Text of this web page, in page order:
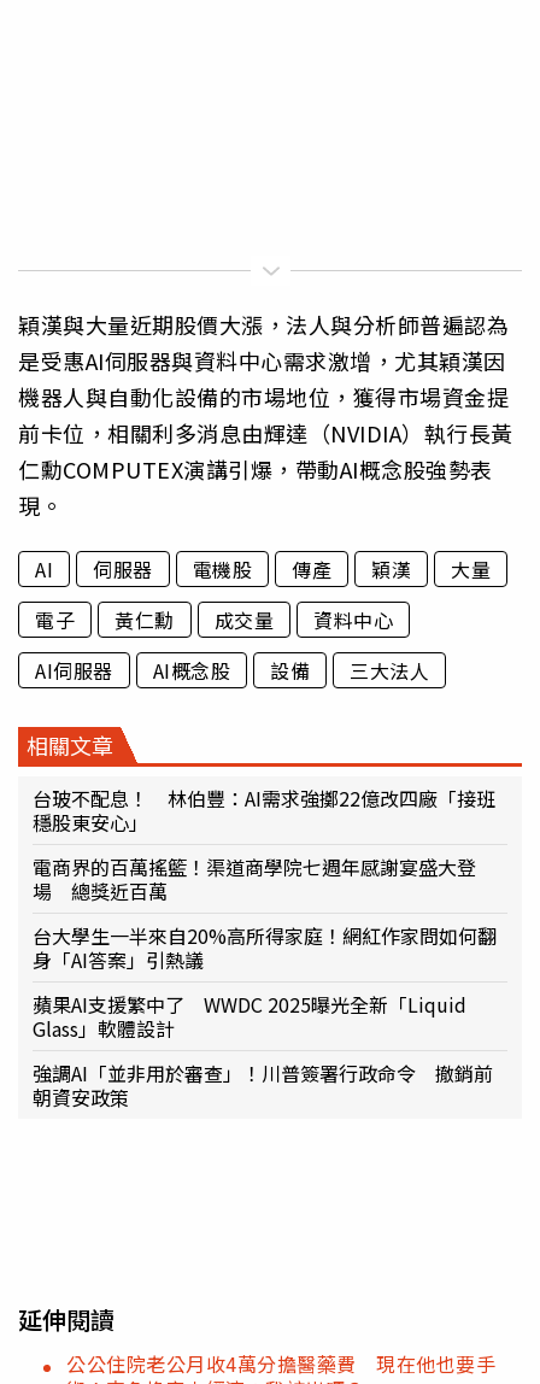
穎漢與大量近期股價大漲，法人與分析師普遍認為
是受惠AI伺服器與資料中心需求激增，尤其穎漢因
機器人與自動化設備的市場地位，獲得市場資金提
前卡位，相關利多消息由輝達（NVIDIA）執行長黃
仁勳COMPUTEX演講引爆，帶動AI概念股強勢表
現。
AI 伺服器 電機股 傳產 穎漢
大量
電子
黃仁勳 成交量
資料中心
AI伺服器
AI概念股 設備 三大法人
相關文章
󠀠台玻不配息！ 林伯豐：AI需求強擲22億改四廠「接班
穩股東安心」
電商界的百萬搖籃！渠道商學院七週年感謝宴盛大登
場 總獎近百萬
台大學生一半來自20%高所得家庭！網紅作家問如何翻
身「AI答案」引熱議
蘋果AI支援繁中了 WWDC 2025曝光全新「Liquid
Glass」軟體設計
強調AI「並非用於審查」！川普簽署行政命令 撤銷前
朝資安政策
延伸閱讀
公公住院老公月收4萬分擔醫藥費 現在他也要手